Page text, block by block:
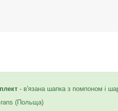
- в'язана шапка з помпоном і
(Польща)